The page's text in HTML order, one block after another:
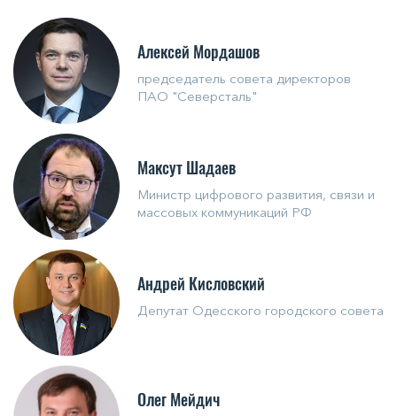
Алексей Мордашов
председатель совета директоров
ПАО "Северсталь"
Максут Шадаев
Министр цифрового развития, связи и
массовых коммуникаций РФ
Андрей Кисловский
Депутат Одесского городского совета
Олег Мейдич